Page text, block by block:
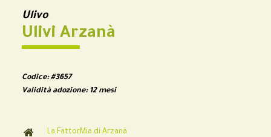
Ulivo
Ulivi Arzanà
Codice:#3657
Validità adozione:12 mesi
La FattorMia di Arzanà